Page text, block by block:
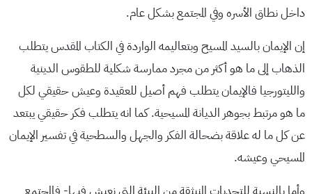
داخل نطاق الأسره وفي المجتمع بشكل عام.
إن الإيمان بالسيد المسيح وبتعاليمه الواردة في الكتاب المقدس يتطلب
الذهاب إلى ما هو أكثر من مجرد ممارسة شكلية للطقوس الدينية
والليتورجيا فالإيمان يتطلب فهم أصيل للعقيدة وعيش حقيقي لكل
ما هو مرتبط بجوهر الديانة المسيحية. كما انه يتطلب فكر حقيقي يبتعد
عن كل ما له علاقة بضحالة الفكر والجهل والسطحية في تفسير الإيمان
المسيحي وعيشه.